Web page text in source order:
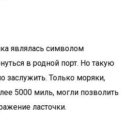
являлась символом
в родной порт. Но такую
заслужить. Только моряки,
5000 миль, могли позволить
ласточки.